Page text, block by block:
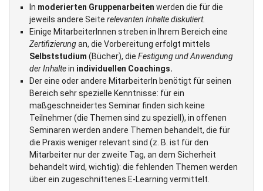
In moderierten Gruppenarbeiten werden die für die
jeweils andere Seite relevanten Inhalte diskutiert.
Einige MitarbeiterInnen streben in Ihrem Bereich eine
Zertifizierungan, die Vorbereitung erfolgt mittels
Selbststudium (Bücher), die Festigung und Anwendung
der Inhaltein individuellen Coachings.
Der eine oder andere MitarbeiterIn benötigt für seinen
Bereich sehr spezielle Kenntnisse: für ein
maßgeschneidertes Seminar finden sich keine
Teilnehmer (die Themen sind zu speziell), in offenen
Seminaren werden andere Themen behandelt, die für
die Praxis weniger relevant sind (z. B. ist für den
Mitarbeiter nur der zweite Tag, an dem Sicherheit
behandelt wird, wichtig): die fehlenden Themen werden
über ein zugeschnittenes E-Learning vermittelt.